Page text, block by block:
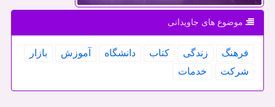
موضوع های جاویدانی
فرهنگ زندگی كتاب دانشگاه آموزش
بازار
شركت
خدمات